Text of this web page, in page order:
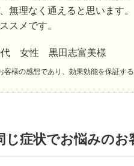
無理なく通えると思います。
スメです。
代 女性 黒田志富美様
客様の感想であり、効果効能を保証する
じ症状でお悩みのお